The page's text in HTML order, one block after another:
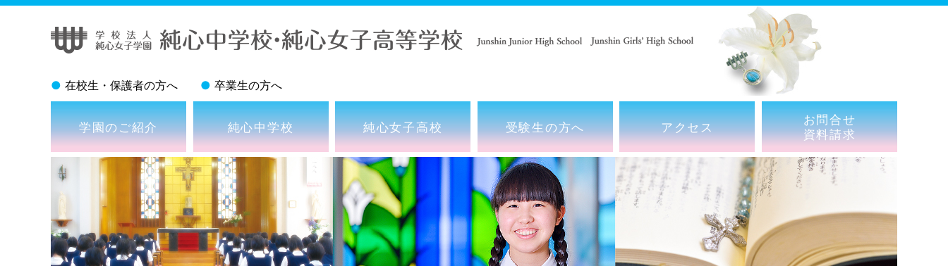
● 在校生・保護者の方へ ● 卒業生の方へ
学園のご紹介 純心中学校 純心女子高校 受験生の方へ アクセス
お問合せ
資料請求